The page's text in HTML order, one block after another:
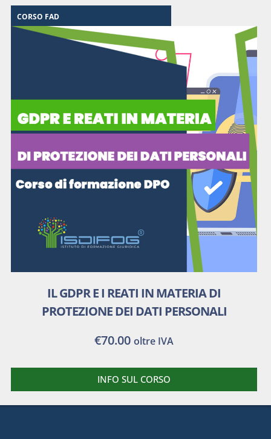
CORSO FAD
IL GDPR E I REATI IN MATERIA DI
PROTEZIONE DEI DATI PERSONALI
€70.00 oltre IVA
INFO SUL CORSO